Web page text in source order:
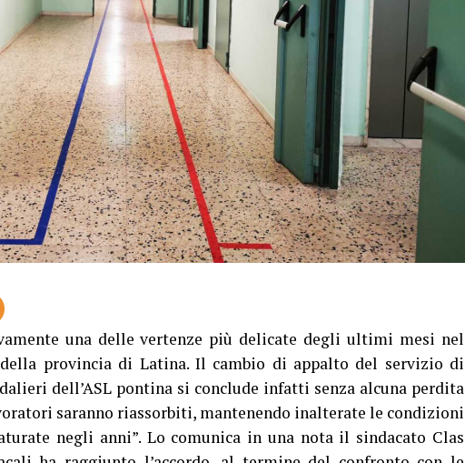
una delle vertenze più delicate degli ultimi mesi nel
provincia di Latina. Il cambio di appalto del servizio di
dell’ASL pontina si conclude infatti senza alcuna perdita
saranno riassorbiti, mantenendo inalterate le condizioni
negli anni”. Lo comunica in una nota il sindacato Clas